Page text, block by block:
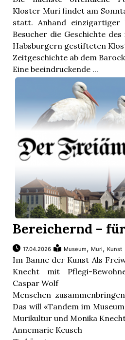
Kloster Muri findet am
statt. Anhand einzigartiger
Besucher die Geschichte
Habsburgern gestifteten
Zeitgeschichte ab dem Barock
Eine beeindruckende ...
Bereichernd –
17.04.2026 Museum, Muri, Kunst
Im Banne der Kunst Als
Knecht mit Pflegi-
Caspar Wolf
Menschen
Das will «Tandem im
Murikultur und Monika
Annemarie Keusch